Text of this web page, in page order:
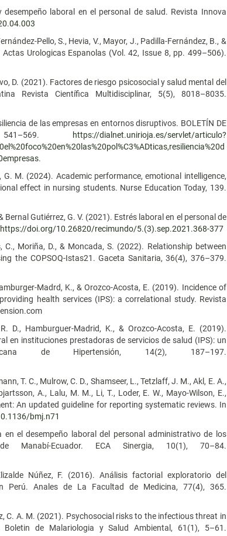
laboral en el personal de salud. Revista Innova
Pello, S., Hevia, V., Mayor, J., Padilla-Fernández, B., &
Urologicas Espanolas (Vol. 42, Issue 8, pp. 499–506).
D. (2021). Factores de riesgo psicosocial y salud mental del
Revista Científica Multidisciplinar, 5(5), 8018–8035.
de las empresas en entornos disruptivos. BOLETÍN DE
541–569.
https://dialnet.unirioja.es/servlet/articulo?
.
G. M. (2024). Academic performance, emotional intelligence,
effect in nursing students. Nurse Education Today, 139.
Bernal Gutiérrez, G. V. (2021). Estrés laboral en el personal de
https://doi.org/10.26820/recimundo/5.(3).sep.2021.368-377
C., Moriña, D., & Moncada, S. (2022). Relationship between
the COPSOQ-Istas21. Gaceta Sanitaria, 36(4), 376–379.
Madrd, K., & Orozco-Acosta, E. (2019). Incidence of
health services (IPS): a correlational study. Revista
D., Hamburguer-Madrid, K., & Orozco-Acosta, E. (2019).
en instituciones prestadoras de servicios de salud (IPS): un
de Hipertensión, 14(2), 187–197.
T. C., Mulrow, C. D., Shamseer, L., Tetzlaff, J. M., Akl, E. A.,
A., Lalu, M. M., Li, T., Loder, E. W., Mayo-Wilson, E.,
An updated guideline for reporting systematic reviews. In
bmj.n71
el desempeño laboral del personal administrativo de los
Ecuador. ECA Sinergia, 10(1), 70–84.
Núñez, F. (2016). Análisis factorial exploratorio del
Perú. Anales de La Facultad de Medicina, 77(4), 365.
C. A. M. (2021). Psychosocial risks to the infectious threat in
de Malariologia y Salud Ambiental, 61(1), 5–61.